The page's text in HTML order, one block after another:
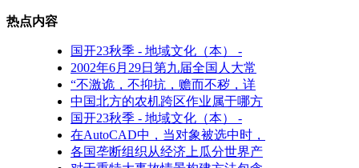
热点内容
国开23秋季 - 地域文化（本） -
2002年6月29日第九届全国人大常
“不激诡，不抑抗，赡而不秽，详
中国北方的农机跨区作业属于哪方
国开23秋季 - 地域文化（本） -
在AutoCAD中，当对象被选中时，
各国垄断组织从经济上瓜分世界产